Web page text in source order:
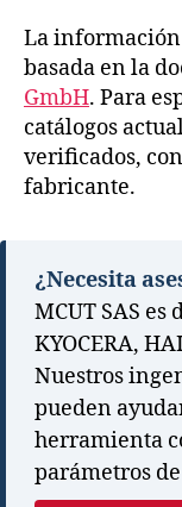
La información
basada en la
GmbH. Para
catálogos
verificados,
fabricante.
¿Necesita
MCUT SAS
KYOCERA,
Nuestros
pueden
herramienta
parámetros